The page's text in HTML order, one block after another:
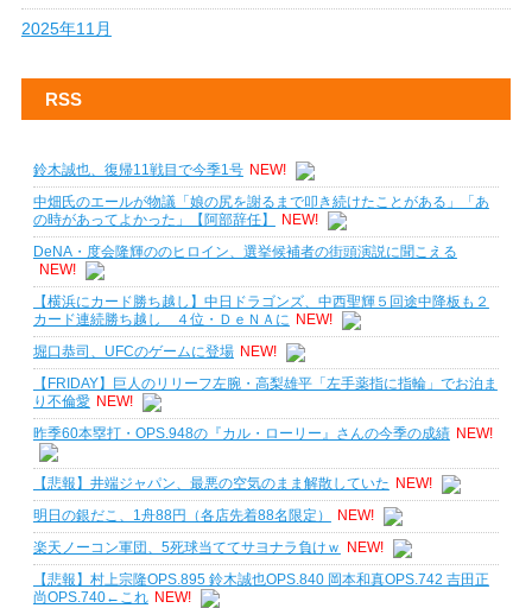
2025年11月
RSS
鈴木誠也、復帰11戦目で今季1号 NEW!
中畑氏のエールが物議「娘の尻を謝るまで叩き続けたことがある」「あ
の時があってよかった」【阿部辞任】
NEW!
DeNA・度会隆輝ののヒロイン、選挙候補者の街頭演説に聞こえる
NEW!
【横浜にカード勝ち越し】中日ドラゴンズ、中西聖輝５回途中降板も２
カード連続勝ち越し ４位・ＤｅＮＡに NEW!
堀口恭司、UFCのゲームに登場 NEW!
【FRIDAY】巨人のリリーフ左腕・高梨雄平「左手薬指に指輪」でお泊ま
り不倫愛 NEW!
昨季60本塁打・OPS.948の『カル・ローリー』さんの今季の成績 NEW!
【悲報】井端ジャパン、最悪の空気のまま解散していた NEW!
明日の銀だこ、1舟88円（各店先着88名限定）
NEW!
楽天ノーコン軍団、5死球当ててサヨナラ負けｗ
NEW!
【悲報】村上宗隆OPS.895 鈴木誠也OPS.840 岡本和真OPS.742 吉田正
尚OPS.740←これ NEW!